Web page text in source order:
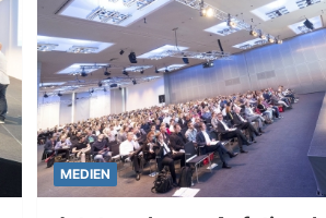
MEDIEN